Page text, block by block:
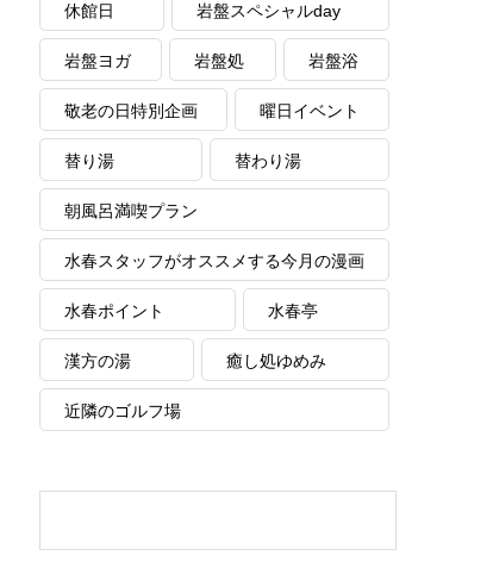
休館日 岩盤スペシャルday
岩盤ヨガ 岩盤処 岩盤浴
敬老の日特別企画 曜日イベント
替り湯 替わり湯
朝風呂満喫プラン
水春スタッフがオススメする今月の漫画
水春ポイント 水春亭
漢方の湯 癒し処ゆめみ
近隣のゴルフ場